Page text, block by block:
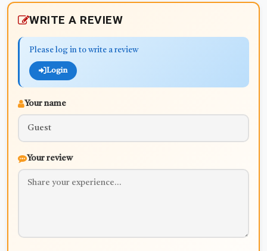
WRITE A REVIEW
Please log in to write a review
Login
Your name
Your review